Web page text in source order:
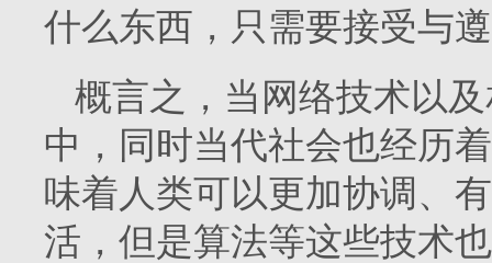
什么东西，只需要接受与
概言之，当网络技术以
中，同时当代社会也经历
味着人类可以更加协调、
活，但是算法等这些技术